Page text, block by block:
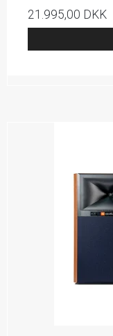
21.995,00 DKK